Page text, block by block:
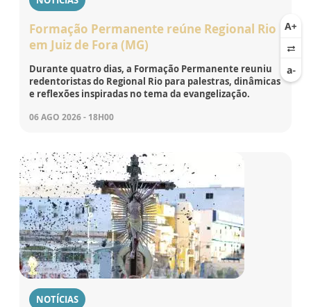
Formação Permanente reúne Regional Rio
em Juiz de Fora (MG)
Durante quatro dias, a Formação Permanente reuniu
redentoristas do Regional Rio para palestras, dinâmicas
e reflexões inspiradas no tema da evangelização.
06 AGO 2026 - 18H00
NOTÍCIAS